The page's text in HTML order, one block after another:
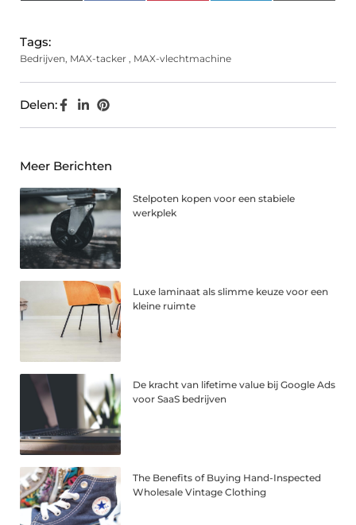
Tags:
Bedrijven, MAX-tacker , MAX-vlechtmachine
Delen:
Meer Berichten
Stelpoten kopen voor een stabiele
werkplek
Luxe laminaat als slimme keuze voor een
kleine ruimte
De kracht van lifetime value bij Google Ads
voor SaaS bedrijven
The Benefits of Buying Hand-Inspected
Wholesale Vintage Clothing